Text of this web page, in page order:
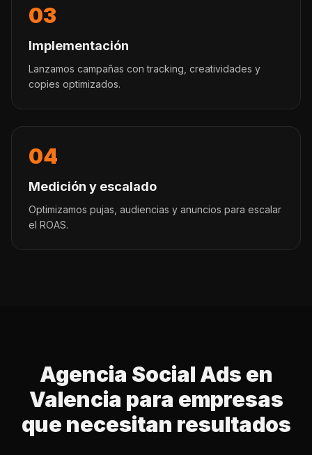
03
Implementación
Lanzamos campañas con tracking, creatividades y
copies optimizados.
04
Medición y escalado
Optimizamos pujas, audiencias y anuncios para escalar
el ROAS.
Agencia Social Ads en
Valencia para empresas
que necesitan resultados